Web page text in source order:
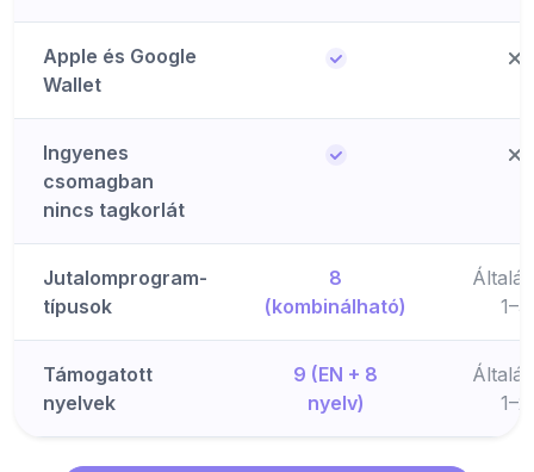
Apple és Google
Wallet
Ingyenes
csomagban
nincs tagkorlát
Jutalomprogram-
típusok
8
(kombinálható)
1–3
Támogatott
nyelvek
9 (EN + 8
nyelv)
1–2